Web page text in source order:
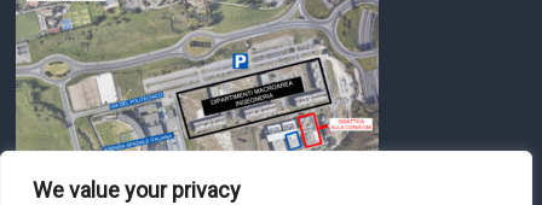
We value your privacy